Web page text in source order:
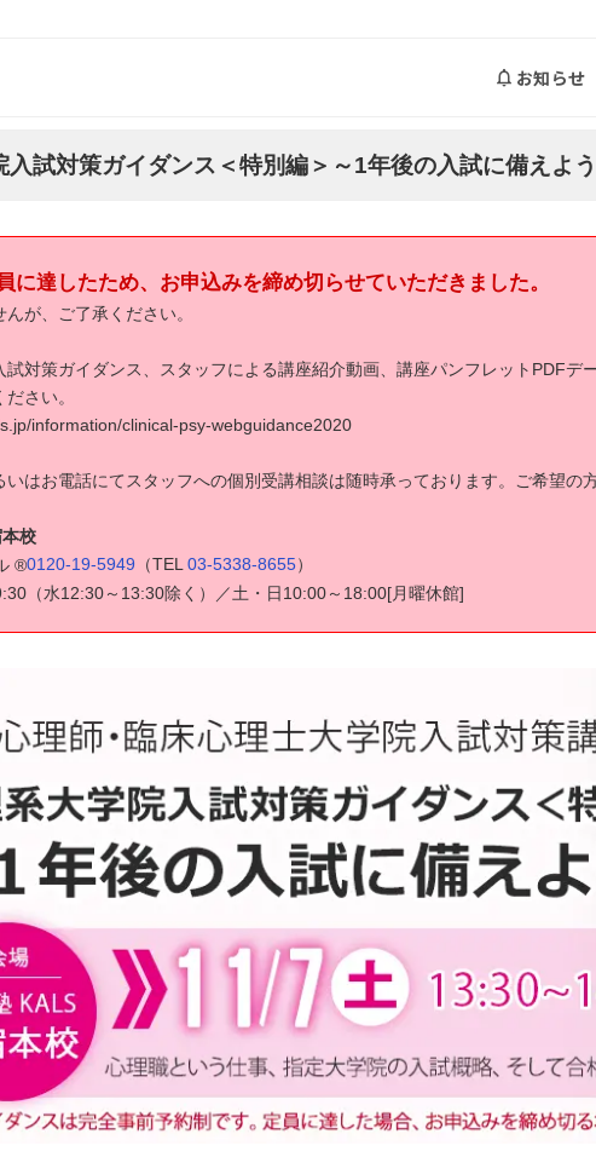
お知らせ
入試対策ガイダンス＜特別編＞～1年後の入試に備えよ
に達したため、お申込みを締め切らせていただきました。
が、ご了承ください。
試対策ガイダンス、スタッフによる講座紹介動画、講座パンフレットPDFデ
さい。
information/clinical-psy-webguidance2020
いはお電話にてスタッフへの個別受講相談は随時承っております。ご希望の
校
0120-19-5949 （TEL03-5338-8655）
（水12:30～13:30除く）／土・日10:00～18:00[月曜休館]